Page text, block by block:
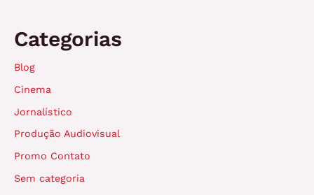
Categorias
Blog
Cinema
Jornalístico
Produção Audiovisual
Promo Contato
Sem categoria